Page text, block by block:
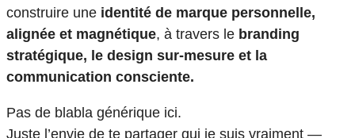
construire une identité de marque personnelle,
alignée et magnétique, à travers le branding
stratégique, le design sur-mesure et la
communication consciente.
Pas de blabla générique ici.
Juste l’envie de te partager qui je suis vraiment —